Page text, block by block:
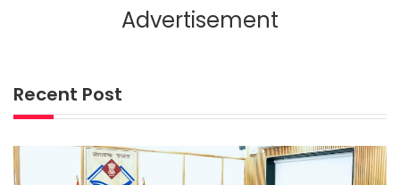
Advertisement
Recent Post